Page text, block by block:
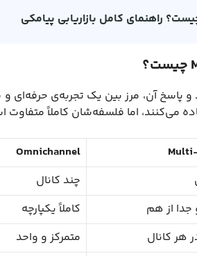
راهنمای کامل بازاریابی پیامکی
آن، مرز بین یک تجربه‌ی حرفه‌ای و
می‌کنند، اما فلسفه‌شان کاملاً متفاوت
Omnichannel
چند کانال
از هم
کاملاً یکپارچه
هر کانال
متمرکز و واحد